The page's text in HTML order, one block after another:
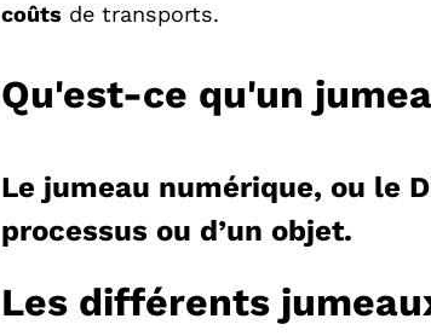
coûts de transports.
Qu'est-ce qu'un
Le jumeau numérique, ou le
processus ou d’un objet.
Les différents